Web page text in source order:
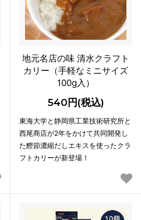
地元名店の味 清水クラフト
カリー（手軽なミニサイズ
100g入）
540円(税込)
東海大学と静岡県工業技術研究所と
西尾商店が2年をかけて共同開発し
た鰹節濃縮だしエキスを使ったクラ
フトカリーが新登場！